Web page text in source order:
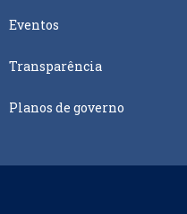
Eventos
Transparência
Planos de governo